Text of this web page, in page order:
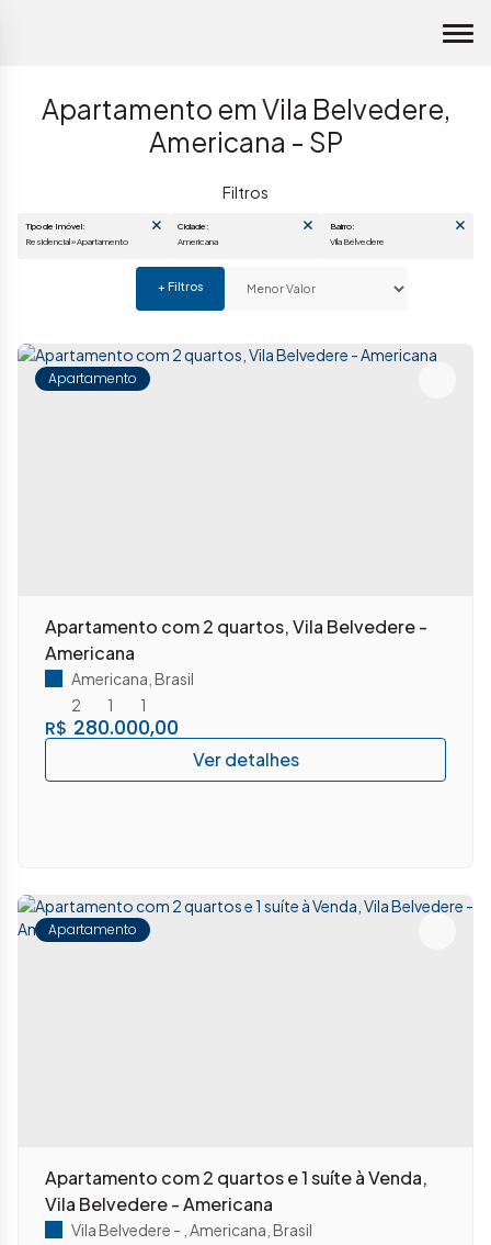
Apartamento em Vila Belvedere,
Americana - SP
Residencial » Apartamento Americana
Apartamento
Apartamento com 2 quartos, Vila Belvedere -
Americana
R$ 280.000,00
Americana Brasil
2
1 1
Apartamento
Apartamento com 2 quartos e 1 suíte à Venda,
Vila Belvedere - Americana
Vila Belvedere Americana Brasil